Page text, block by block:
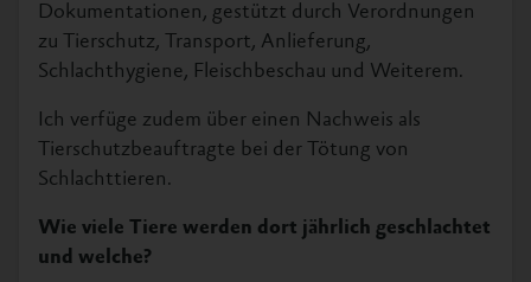
Dokumentationen, gestützt durch Verordnungen
zu Tierschutz, Transport, Anlieferung,
Schlachthygiene, Fleischbeschau und Weiterem.
Ich verfüge zudem über einen Nachweis als
Tierschutzbeauftragte bei der Tötung von
Schlachttieren.
Wie viele Tiere werden dort jährlich geschlachtet
und welche?